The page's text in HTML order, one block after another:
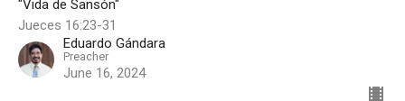
"Vida de Sansón"
Jueces 16:23-31
Eduardo Gándara
Preacher
June 16, 2024